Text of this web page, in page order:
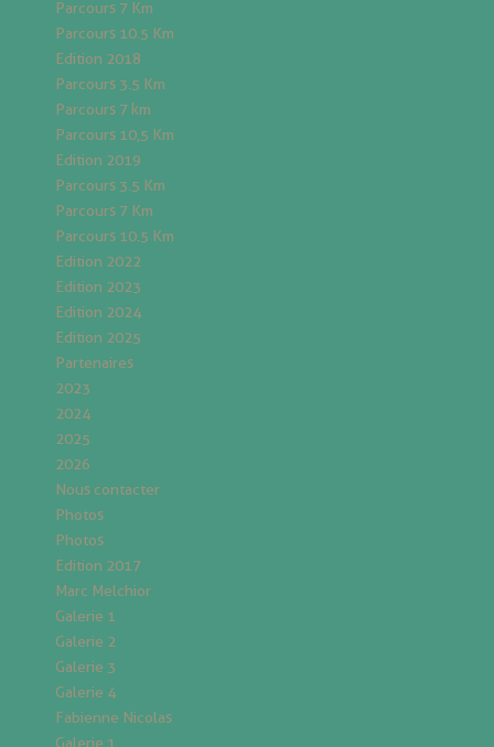
Parcours 7 Km
Parcours 10.5 Km
Edition 2018
Parcours 3.5 Km
Parcours 7 km
Parcours 10,5 Km
Edition 2019
Parcours 3.5 Km
Parcours 7 Km
Parcours 10.5 Km
Edition 2022
Edition 2023
Edition 2024
Edition 2025
Partenaires
2023
2024
2025
2026
Nous contacter
Photos
Photos
Edition 2017
Marc Melchior
Galerie 1
Galerie 2
Galerie 3
Galerie 4
Fabienne Nicolas
Galerie 1